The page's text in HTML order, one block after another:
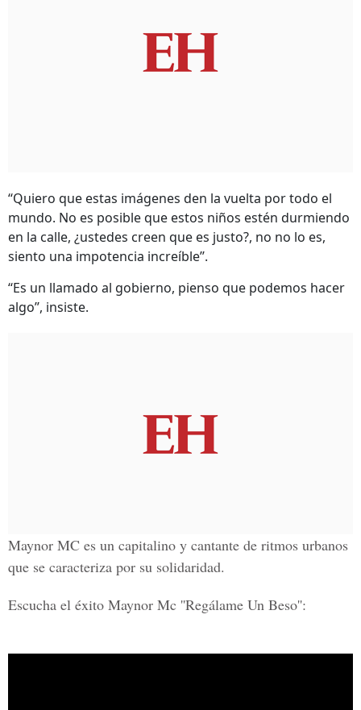
‘‘Quiero que estas imágenes den la vuelta por todo el
mundo. No es posible que estos niños estén durmiendo
en la calle, ¿ustedes creen que es justo?, no no lo es,
siento una impotencia increíble’’.
‘‘Es un llamado al gobierno, pienso que podemos hacer
algo’’, insiste.
Maynor MC es un capitalino y cantante de ritmos urbanos
que se caracteriza por su solidaridad.
Escucha el éxito Maynor Mc ''Regálame Un Beso'':